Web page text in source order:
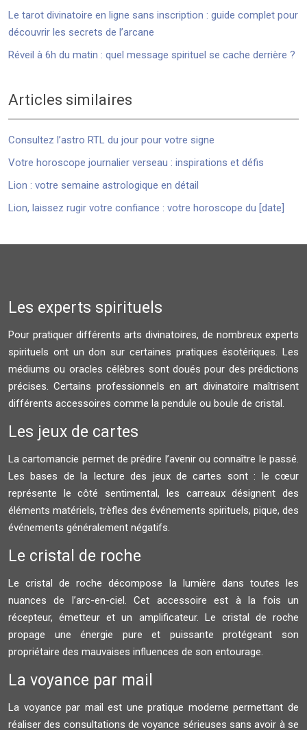
Le tarot divinatoire en ligne sans inscription : guide complet pour
découvrir les secrets de l’arcane
Réveil à 6h du matin : quel message spirituel se cache derrière ?
Articles similaires
Consultez l’astro RTL du jour pour votre signe
Votre horoscope journalier verseau : inspirations et défis
Lion : votre semaine astrologique en détail
Lion, laissez rugir votre confiance : votre horoscope du [date]
Les experts spirituels
Pour pratiquer différents arts divinatoires, de nombreux experts
spirituels ont un don sur certaines pratiques ésotériques. Les
médiums ou oracles célèbres sont doués pour des prédictions
précises. Certains professionnels en art divinatoire maîtrisent
différents accessoires comme la pendule ou boule de cristal.
Les jeux de cartes
La cartomancie permet de prédire l’avenir ou connaître le passé.
Les bases de la lecture des jeux de cartes sont : le cœur
représente le côté sentimental, les carreaux désignent des
éléments matériels, trèfles des événements spirituels, pique, des
événements généralement négatifs.
Le cristal de roche
Le cristal de roche décompose la lumière dans toutes les
nuances de l’arc-en-ciel. Cet accessoire est à la fois un
récepteur, émetteur et un amplificateur. Le cristal de roche
propage une énergie pure et puissante protégeant son
propriétaire des mauvaises influences de son entourage.
La voyance par mail
La voyance par mail est une pratique moderne permettant de
réaliser des consultations de voyance sérieuses sans avoir à se